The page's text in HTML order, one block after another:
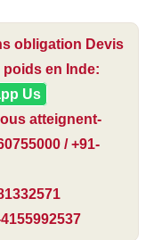
obligation Devis
poids en Inde:
Us
atteignent-
/ +91-